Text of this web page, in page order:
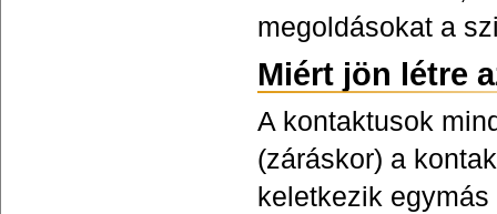
megoldásokat a
Miért jön létre
A kontaktusok
(záráskor) a
keletkezik